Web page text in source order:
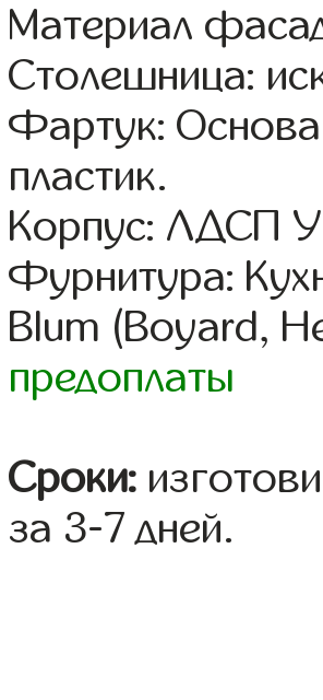
Материал
Столешница:
Фартук:
пластик.
Корпус: ЛДСП
Фурнитура:
Blum (Boyard,
предоплаты
Сроки:
за 3-7 дней.